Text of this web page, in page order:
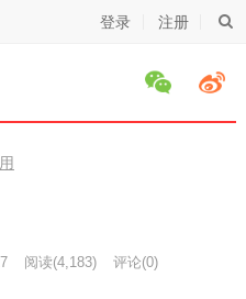
登录 注册
阅读(4,183) 评论(0)